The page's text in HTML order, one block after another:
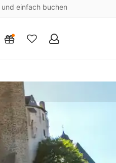
und einfach buchen
Meine